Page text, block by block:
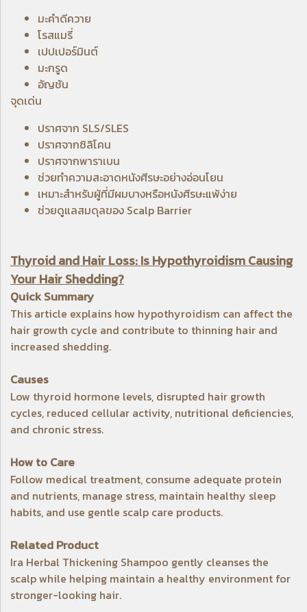
มะคำดีควาย
โรสแมรี่
เปปเปอร์มินต์
มะกรูด
อัญชัน
จุดเด่น
ปราศจาก SLS/SLES
ปราศจากซิลิโคน
ปราศจากพาราเบน
ช่วยทำความสะอาดหนังศีรษะอย่างอ่อนโยน
เหมาะสำหรับผู้ที่มีผมบางหรือหนังศีรษะแพ้ง่าย
ช่วยดูแลสมดุลของ Scalp Barrier
Thyroid and Hair Loss: Is Hypothyroidism Causing
Your HairShedding?
Quick Summary
This article explains how hypothyroidism can affect the
hair growth cycle and contribute to thinning hair and
increased shedding.
Causes
Low thyroid hormone levels, disrupted hair growth
cycles, reduced cellular activity, nutritional deficiencies,
and chronic stress.
How to Care
Follow medical treatment, consume adequate protein
and nutrients, manage stress, maintain healthy sleep
habits, and use gentle scalp care products.
Related Product
Ira Herbal Thickening Shampoo gently cleanses the
scalp while helping maintain a healthy environment for
stronger-looking hair.